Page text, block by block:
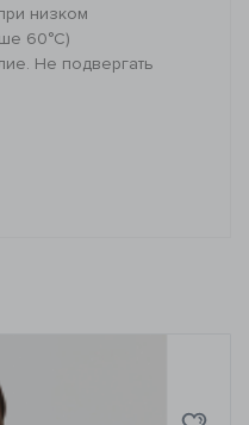
низком
60°C)
Не подвергать